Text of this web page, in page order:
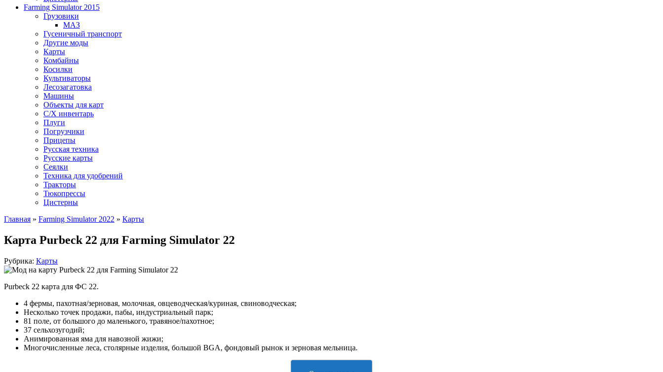
Farming Simulator 2015
Грузовики
МАЗ
Гусеничный транспорт
Другие моды
Карты
Комбайны
Косилки
Культиваторы
Лесозагатовка
Машины
Объекты для карт
С/Х инвентарь
Плуги
Погрузчики
Прицепы
Русская техника
Русские карты
Сеялки
Техника для удобрений
Тракторы
Тюкопрессы
Цистерны
Главная » Farming Simulator 2022 » Карты
Карта Purbeck 22 для Farming Simulator 22
Рубрика: Карты
Purbeck 22 карта для ФС 22.
4 фермы, пахотная/зерновая, молочная, овцеводческая/куриная, свиноводческая;
Несколько точек продажи, пабы, индустриальный парк;
81 поле, от большого до маленького, травяное/пахотное;
37 сельхозугодий;
Анимированная яма для навозной жижи;
Многочисленные леса, столярные изделия, большой BGA, фондовый рынок и зерновая мельница.